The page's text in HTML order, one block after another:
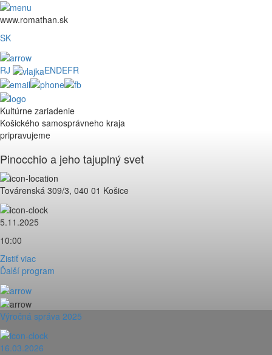
www.romathan.sk
SK
RJ ENDEFR
Kultúrne zariadenie
Košického samosprávneho kraja
pripravujeme
Pinocchio a jeho tajuplný svet
Továrenská 309/3, 040 01 Košice
5.11.2025
10:00
Zistiť viac
Ďalší program
Výročná správa 2025
16.03.2026